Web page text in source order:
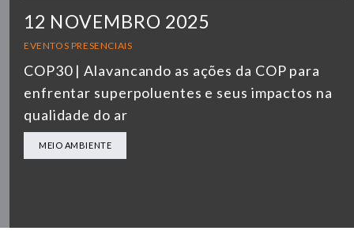
12 NOVEMBRO 2025
EVENTOS PRESENCIAIS
COP30 | Alavancando as ações da COP para
enfrentar superpoluentes e seus impactos na
qualidade do ar
MEIO AMBIENTE